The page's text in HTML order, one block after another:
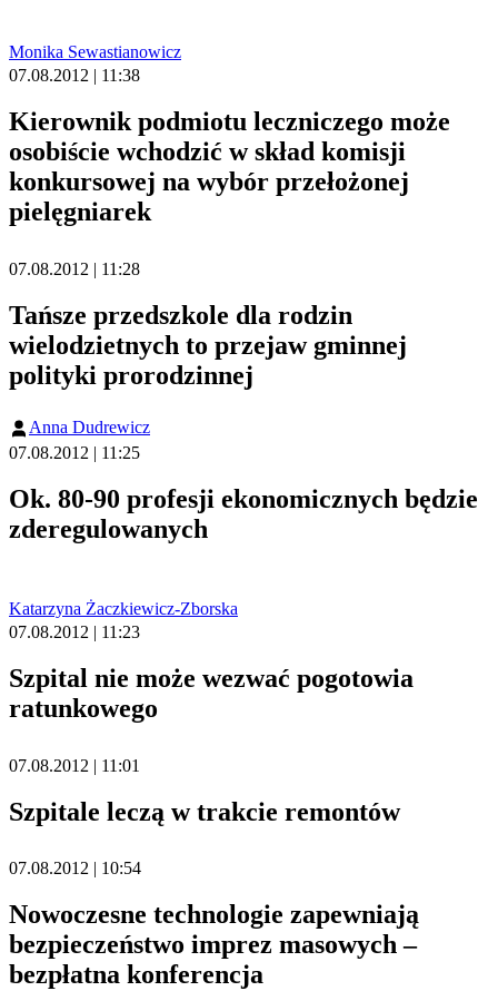
Monika Sewastianowicz
07.08.2012 | 11:38
Kierownik podmiotu leczniczego może
osobiście wchodzić w skład komisji
konkursowej na wybór przełożonej
pielęgniarek
07.08.2012 | 11:28
Tańsze przedszkole dla rodzin
wielodzietnych to przejaw gminnej
polityki prorodzinnej
Anna Dudrewicz
07.08.2012 | 11:25
Ok. 80-90 profesji ekonomicznych będzie
zderegulowanych
Katarzyna Żaczkiewicz-Zborska
07.08.2012 | 11:23
Szpital nie może wezwać pogotowia
ratunkowego
07.08.2012 | 11:01
Szpitale leczą w trakcie remontów
07.08.2012 | 10:54
Nowoczesne technologie zapewniają
bezpieczeństwo imprez masowych –
bezpłatna konferencja